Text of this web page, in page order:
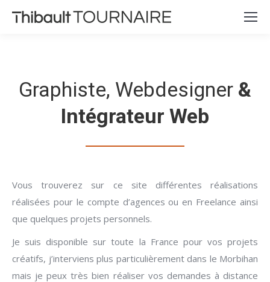
Graphiste, Webdesigner &
Intégrateur Web
Vous trouverez sur ce site différentes réalisations
réalisées pour le compte d’agences ou en Freelance ainsi
que quelques projets personnels.
Je suis disponible sur toute la France pour vos projets
créatifs, j’interviens plus particulièrement dans le Morbihan
mais je peux très bien réaliser vos demandes à distance